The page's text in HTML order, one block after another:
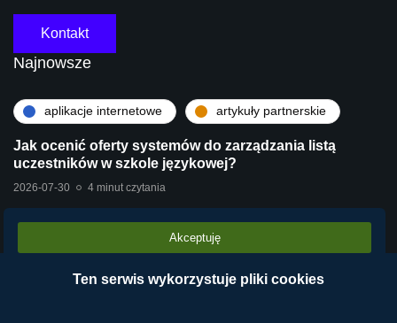
Kontakt
Najnowsze
aplikacje internetowe artykuły partnerskie
Jak ocenić oferty systemów do zarządzania listą
uczestników w szkole językowej?
2026-07-30 4 minut czytania
technologie
Stara centrala vs Wirtualna Centrala Telefoniczna
Akceptuję
Ten serwis wykorzystuje pliki cookies